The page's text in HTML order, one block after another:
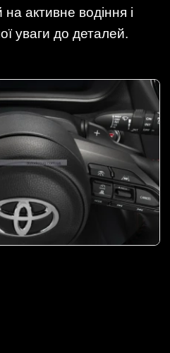
активне водіння і
уваги до деталей.